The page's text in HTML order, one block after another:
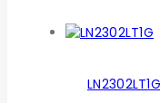
LN2302LT1G